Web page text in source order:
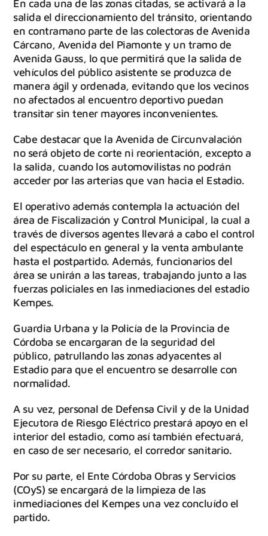
En cada una de las zonas citadas, se activará a la
salida el direccionamiento del tránsito, orientando
en contramano parte de las colectoras de Avenida
Cárcano, Avenida del Piamonte y un tramo de
Avenida Gauss, lo que permitirá que la salida de
vehículos del público asistente se produzca de
manera ágil y ordenada, evitando que los vecinos
no afectados al encuentro deportivo puedan
transitar sin tener mayores inconvenientes.
Cabe destacar que la Avenida de Circunvalación
no será objeto de corte ni reorientación, excepto a
la salida, cuando los automovilistas no podrán
acceder por las arterias que van hacia el Estadio.
El operativo además contempla la actuación del
área de Fiscalización y Control Municipal, la cual a
través de diversos agentes llevará a cabo el control
del espectáculo en general y la venta ambulante
hasta el postpartido. Además, funcionarios del
área se unirán a las tareas, trabajando junto a las
fuerzas policiales en las inmediaciones del estadio
Kempes.
Guardia Urbana y la Policía de la Provincia de
Córdoba se encargaran de la seguridad del
público, patrullando las zonas adyacentes al
Estadio para que el encuentro se desarrolle con
normalidad.
A su vez, personal de Defensa Civil y de la Unidad
Ejecutora de Riesgo Eléctrico prestará apoyo en el
interior del estadio, como así también efectuará,
en caso de ser necesario, el corredor sanitario.
Por su parte, el Ente Córdoba Obras y Servicios
(COyS) se encargará de la limpieza de las
inmediaciones del Kempes una vez concluído el
partido.